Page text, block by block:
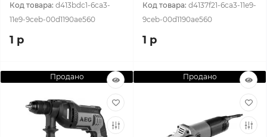
Код товара: d413bdc1-6ca3-
11e9-9ceb-00d1190ae560
1 р
Код товара: d4137f21-6ca3-11e9-
9ceb-00d1190ae560
1 р
Продано Продано